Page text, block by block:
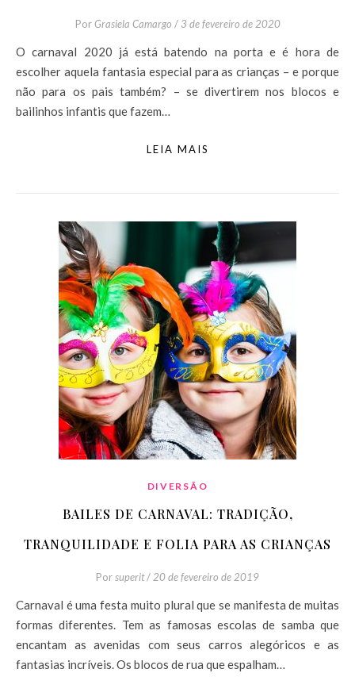
Por Grasiela Camargo / 3 de fevereiro de 2020
O carnaval 2020 já está batendo na porta e é hora de
escolher aquela fantasia especial para as crianças – e porque
não para os pais também? – se divertirem nos blocos e
bailinhos infantis que fazem…
LEIA MAIS
DIVERSÃO
BAILES DE CARNAVAL: TRADIÇÃO,
TRANQUILIDADE E FOLIA PARA AS CRIANÇAS
Porsuperit/ 20 de fevereiro de 2019
Carnaval é uma festa muito plural que se manifesta de muitas
formas diferentes. Tem as famosas escolas de samba que
encantam as avenidas com seus carros alegóricos e as
fantasias incríveis. Os blocos de rua que espalham…